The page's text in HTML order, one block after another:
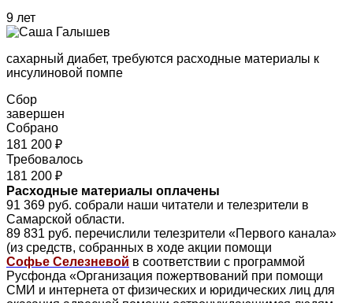
9 лет
сахарный диабет, требуются расходные материалы к
инсулиновой помпе
Сбор
завершен
Собрано
181 200 ₽
Требовалось
181 200 ₽
Расходные материалы оплачены
91 369 руб. собрали наши читатели и телезрители в
Самарской области.
89 831 руб. перечислили телезрители «Первого канала»
(из средств, собранных в ходе акции помощи
Софье Селезневой в соответствии с программой
Русфонда «Организация пожертвований при помощи
СМИ и интернета от физических и юридических лиц для